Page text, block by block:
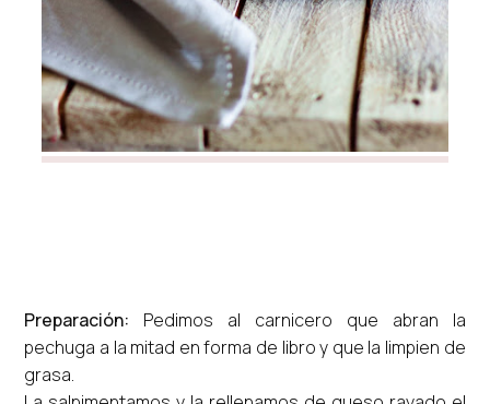
Preparación: Pedimos al carnicero que abran la
pechuga a la mitad en forma de libro y que la limpien de
grasa.